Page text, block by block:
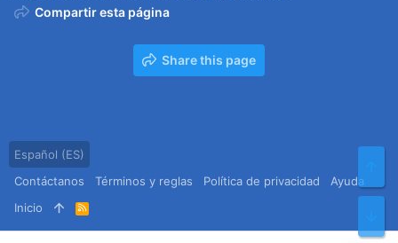
Compartir esta página
Share this page
Español (ES)
Contáctanos
Términos y reglas Política de privacidad
Ayuda
Inicio
R
S
S